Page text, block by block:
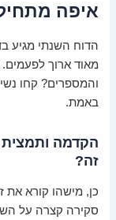
איפה
מאוד ארוך
והמספרים? קחו
באמת.
הקדמה
זה?
כן, מישהו קורא
סקירה קצרה על